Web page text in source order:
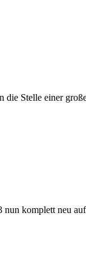
die Stelle einer
nun komplett neu